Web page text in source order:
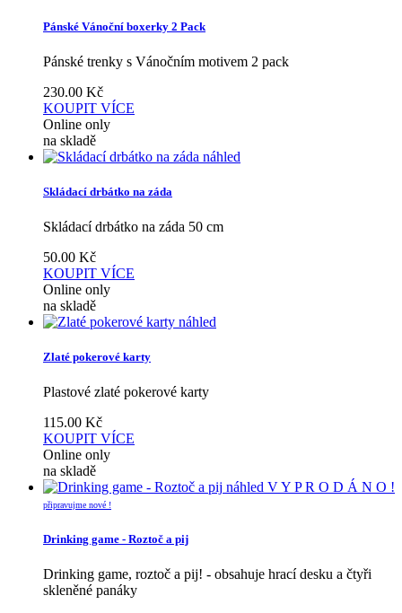
Pánské Vánoční boxerky 2 Pack
Pánské trenky s Vánočním motivem 2 pack
230.00 Kč
KOUPIT VÍCE
Online only
na skladě
náhled
Skládací drbátko na záda
Skládací drbátko na záda 50 cm
50.00 Kč
KOUPIT VÍCE
Online only
na skladě
náhled
Zlaté pokerové karty
Plastové zlaté pokerové karty
115.00 Kč
KOUPIT VÍCE
Online only
na skladě
náhled V Y P R O D Á N O !
připravujme nové !
Drinking game - Roztoč a pij
Drinking game, roztoč a pij! - obsahuje hrací desku a čtyři
skleněné panáky